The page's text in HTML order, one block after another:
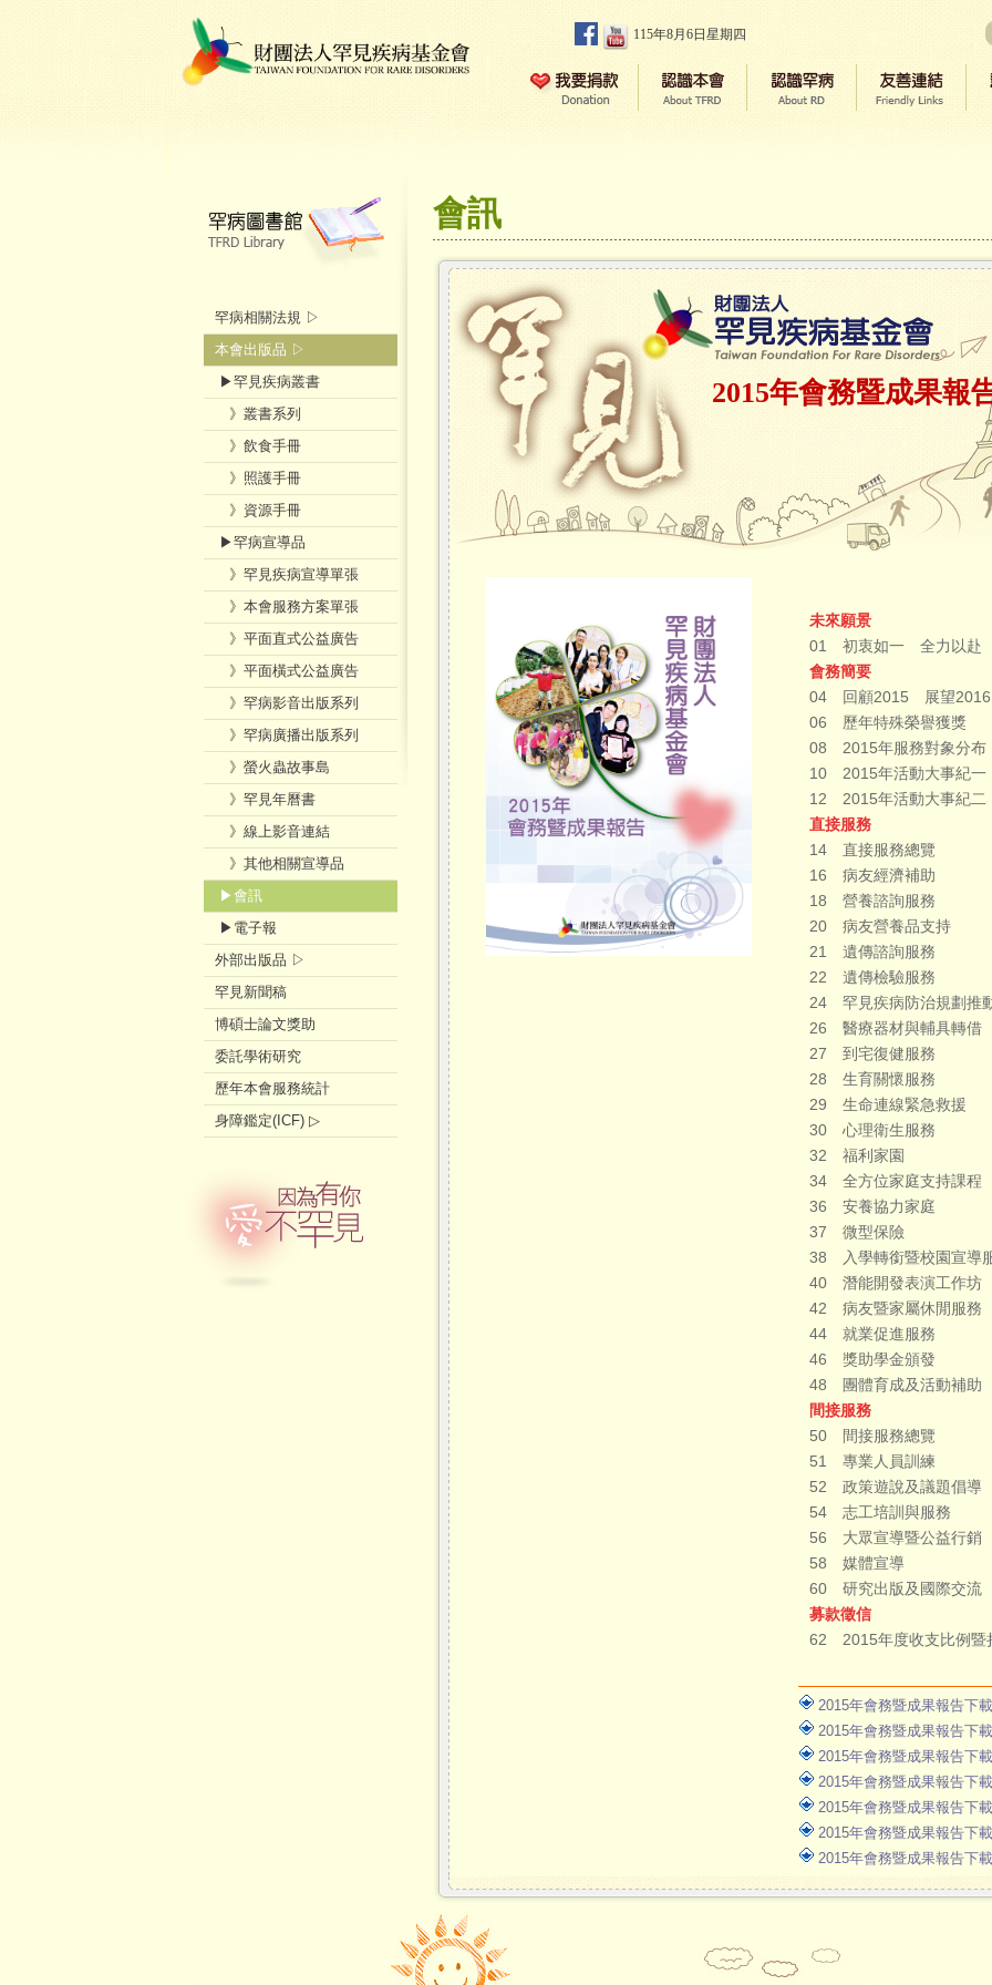
115年8月6日星期四
會訊
2015年會務暨成果報
未來願景
01 初衷如一 全力以赴
會務簡要
04 回顧2015 展望2016
06 歷年特殊榮譽獲獎
08 2015年服務對象分布
10 2015年活動大事紀一
12 2015年活動大事紀二
直接服務
14 直接服務總覽
16 病友經濟補助
18 營養諮詢服務
20 病友營養品支持
21 遺傳諮詢服務
22 遺傳檢驗服務
24 罕見疾病防治規劃推
26 醫療器材與輔具轉借
27 到宅復健服務
28 生育關懷服務
29 生命連線緊急救援
30 心理衛生服務
32 福利家園
34 全方位家庭支持課程
36 安養協力家庭
37 微型保險
38 入學轉銜暨校園宣導
40 潛能開發表演工作坊
42 病友暨家屬休閒服務
44 就業促進服務
46 獎助學金頒發
48 團體育成及活動補助
間接服務
50 間接服務總覽
51 專業人員訓練
52 政策遊說及議題倡導
54 志工培訓與服務
56 大眾宣導暨公益行銷
58 媒體宣導
60 研究出版及國際交流
募款徵信
62 2015年度收支比例暨
2015年會務暨成果報告下
2015年會務暨成果報告下
2015年會務暨成果報告下
2015年會務暨成果報告下
2015年會務暨成果報告下
2015年會務暨成果報告下
2015年會務暨成果報告下
罕病相關法規 ▷
本會出版品 ▷
▶罕見疾病叢書
》叢書系列
》飲食手冊
》照護手冊
》資源手冊
▶罕病宣導品
》罕見疾病宣導單張
》本會服務方案單張
》平面直式公益廣告
》平面橫式公益廣告
》罕病影音出版系列
》罕病廣播出版系列
》螢火蟲故事島
》罕見年曆書
》線上影音連結
》其他相關宣導品
▶會訊
▶電子報
外部出版品 ▷
罕見新聞稿
博碩士論文獎助
委託學術研究
歷年本會服務統計
身障鑑定(ICF) ▷